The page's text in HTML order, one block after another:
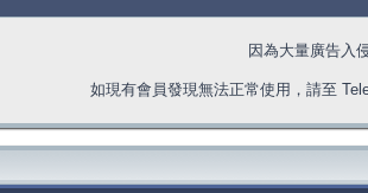
因為大量廣告入
如現有會員發現無法正常使用，請至